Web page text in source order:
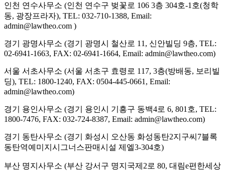
인천 연수사무소 (인천 연수구 벚꽃로 106 3층 304호-1호(청학
동, 광장프라자), TEL: 032-710-1388, Email:
admin@lawtheo.com )
경기 광명사무소 (경기 광명시 철산로 11, 신안빌딩 9층, TEL:
02-6941-1663, FAX: 02-6941-1664, Email: admin@lawtheo.com)
서울 서초사무소 (서울 서초구 효령로 117, 3층(방배동, 보리빌
딩), TEL: 1800-1240, FAX: 0504-445-0661, Email:
admin@lawtheo.com)
경기 용인사무소 (경기 용인시 기흥구 동백4로 6, 801호, TEL:
1800-7476, FAX: 032-724-8387, Email: admin@lawtheo.com)
경기 동탄사무소 (경기 화성시 오산동 화성동탄2지구씨7블록
동탄역예미지시그너스판매시설 제엘3-304호)
부산 명지사무소 (부산 강서구 명지국제2로 80, 대림e편한세상